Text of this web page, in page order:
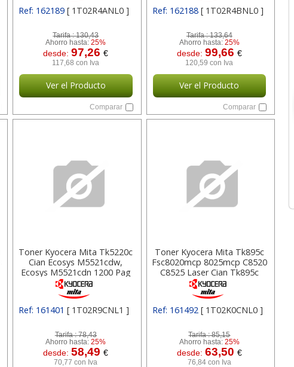
Ref: 162189[ 1T02R4ANL0 ]
Tarifa :130,43
Ahorro hasta:25%
desde:97,26€
117,68 con Iva
Ver el Producto
Comparar
Ref: 162188 [ 1T02R4BNL0 ]
Tarifa :133,64
Ahorro hasta: 25%
desde: 99,66 €
120,59 con Iva
Ver el Producto
Comparar
Toner Kyocera Mita Tk5220c
Cian Ecosys M5521cdw,
Ecosys M5521cdn 1200 Pag
1t02r9cnl1
Ref: 161401[ 1T02R9CNL1 ]
Tarifa :78,43
Ahorro hasta:25%
desde:58,49€
70,77 con Iva
Toner Kyocera Mita Tk895c
Fsc8020mcp 8025mcp C8520
C8525 Laser Cian Tk895c
1t02k0cnl0
Ref: 161492[ 1T02K0CNL0 ]
Tarifa :85,15
Ahorro hasta: 25%
desde: 63,50 €
76,84 con Iva